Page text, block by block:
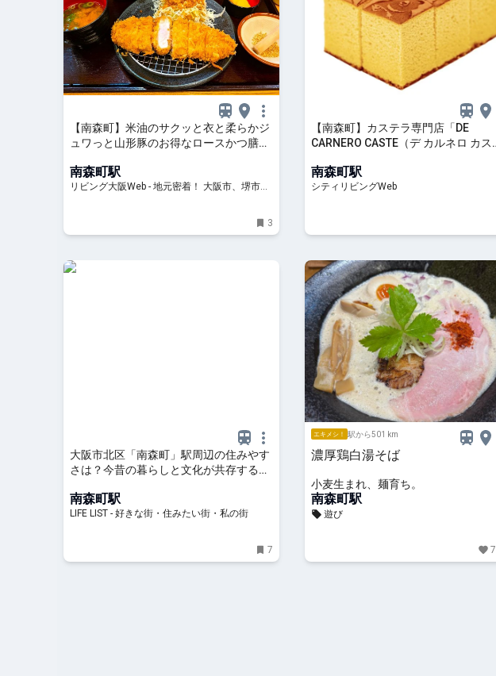
【南森町】米油のサクッと衣と柔らかジ
ュワっと山形豚のお得なロースかつ膳！
南森町駅
リビング大阪Web - 地元密着！ 大阪市、堺市、
3
【南森町】カステラ専門店「DE
CARNERO CASTE（デ カルネロ カス
Web
南森町駅
シティリビングWeb
大阪市北区「南森町」駅周辺の住みやす
さは？今昔の暮らしと文化が共存する街
街・私の街
南森町駅
LIFE LIST - 好きな街・住みたい街・私の街
7
エキメシ！ 駅から501 km
濃厚鶏白湯そば
小麦生まれ、麺育ち。
南森町駅
遊び
7